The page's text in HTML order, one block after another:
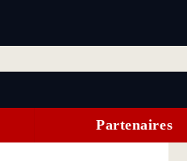
Partenaires